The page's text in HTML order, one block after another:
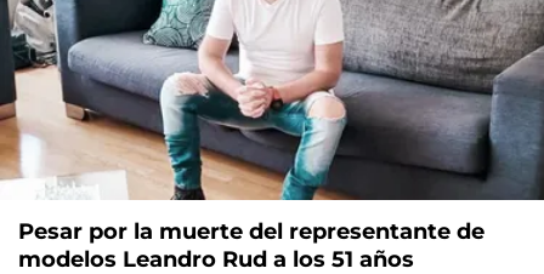
Pesar por la muerte del representante de
modelos Leandro Rud a los 51 años